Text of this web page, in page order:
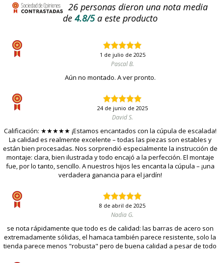
26 personas dieron una nota media
de4.8/5a este producto
1 de julio de 2025
Pascal B.
Aún no montado. A ver pronto.
24 de junio de 2025
David S.
Calificación: ★★★★★ ¡Estamos encantados con la cúpula de escalada!
La calidad es realmente excelente – todas las piezas son estables y
están bien procesadas. Nos sorprendió especialmente la instrucción de
montaje: clara, bien ilustrada y todo encajó a la perfección. El montaje
fue, por lo tanto, sencillo. A nuestros hijos les encanta la cúpula – ¡una
verdadera ganancia para el jardín!
8 de abril de 2025
Nadia G.
se nota rápidamente que todo es de calidad: las barras de acero son
extremadamente sólidas, el hamaca también parece resistente, solo la
tienda parece menos "robusta" pero de buena calidad a pesar de todo